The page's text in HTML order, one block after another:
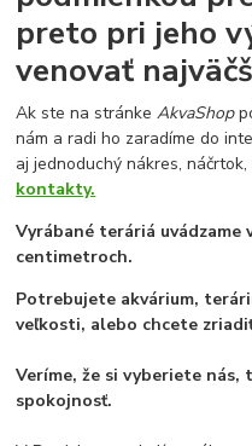
preto pri jeho
venovať
Ak ste na stránkeAkvaShop
nám a radi ho zaradíme do
aj jednoduchý nákres,
kontakty.
Vyrábané teráriá uvádzame
centimetroch.
Potrebujete akvárium,
veľkosti, alebo chcete
Veríme, že si vyberiete
spokojnosť.